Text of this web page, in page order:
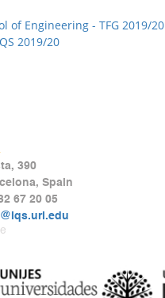
of Engineering - TFG 2019/20
2019/20
390
Spain
67 20 05